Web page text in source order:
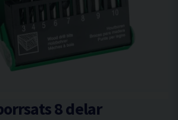
8 delar